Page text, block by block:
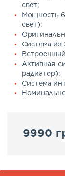
свет;
Мощность
свет);
Система из
Активная
радиатор);
Система
9990